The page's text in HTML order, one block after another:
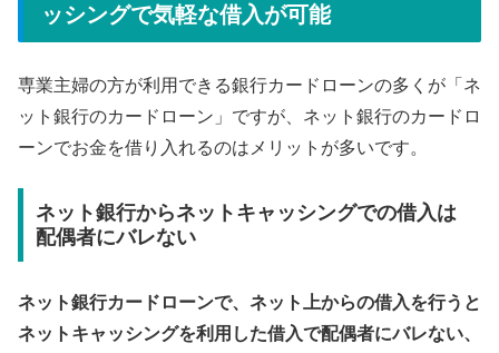
ッシングで気軽な借入が可能
専業主婦の方が利用できる銀行カードローンの多くが「ネ
ット銀行のカードローン」ですが、ネット銀行のカードロ
ーンでお金を借り入れるのはメリットが多いです。
ネット銀行からネットキャッシングでの借入は
配偶者にバレない
ネット銀行カードローンで、ネット上からの借入を行うと
ネットキャッシングを利用した借入で配偶者にバレない、